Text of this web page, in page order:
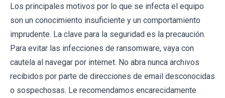
Los principales motivos por lo que se infecta el equipo
son un conocimiento insuficiente y un comportamiento
imprudente. La clave para la seguridad es la precaución.
Para evitar las infecciones de ransomware, vaya con
cautela al navegar por internet. No abra nunca archivos
recibidos por parte de direcciones de email desconocidas
o sospechosas. Le recomendamos encarecidamente